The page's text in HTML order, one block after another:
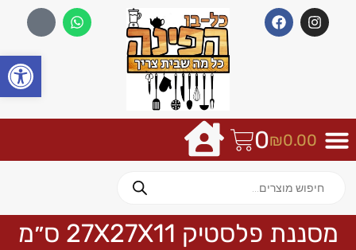
₪0.00
0
מסננת פלסטיק 27X27X11 ס״מ